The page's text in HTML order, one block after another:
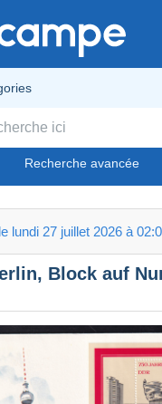
Recherche avancée
lundi 27 juillet 2026 à
Block auf